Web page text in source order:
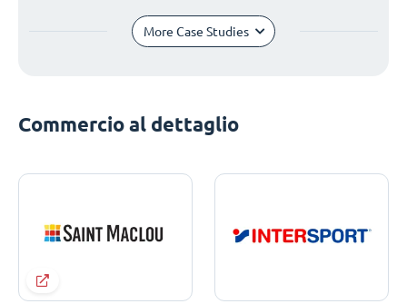
More Case Studies
Commercio al dettaglio